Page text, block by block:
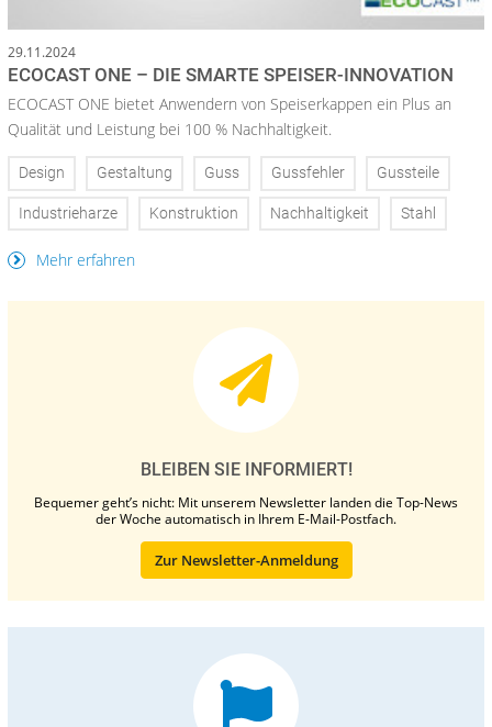
29.11.2024
ECOCAST ONE – DIE SMARTE SPEISER-INNOVATION
ECOCAST ONE bietet Anwendern von Speiserkappen ein Plus an
Qualität und Leistung bei 100 % Nachhaltigkeit.
Design Gestaltung Guss Gussfehler Gussteile
Industrieharze Konstruktion Nachhaltigkeit Stahl
Mehr erfahren
BLEIBEN SIE INFORMIERT!
Bequemer geht’s nicht: Mit unserem Newsletter landen die Top-News
der Woche automatisch in Ihrem E-Mail-Postfach.
Zur Newsletter-Anmeldung